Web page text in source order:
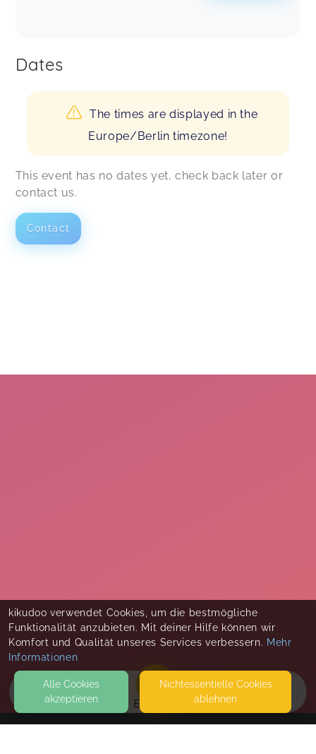
EVENTS
Dates
The times are displayed in the
Europe/Berlin timezone!
This event has no dates yet, check back later or
contact us.
Contact
kikudoo verwendet Cookies, um die bestmögliche
Funktionalität anzubieten. Mit deiner Hilfe können wir
Komfort und Qualität unseres Services verbessern. Mehr
Informationen
Alle Cookies
akzeptieren
Nicht­essentielle Cookies
ablehnen